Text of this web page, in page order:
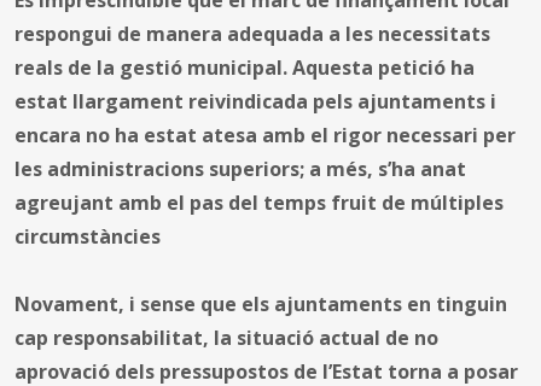
respongui de manera adequada a les necessitats
reals de la gestió municipal. Aquesta petició ha
estat llargament reivindicada pels ajuntaments i
encara no ha estat atesa amb el rigor necessari per
les administracions superiors; a més, s’ha anat
agreujant amb el pas del temps fruit de múltiples
circumstàncies
Novament, i sense que els ajuntaments en tinguin
cap responsabilitat, la situació actual de no
aprovació dels pressupostos de l’Estat torna a posar